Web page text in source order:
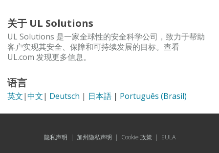
关于 UL Solutions
UL Solutions 是一家全球性的安全科学公司，致力于帮助
客户实现其安全、保障和可持续发展的目标。查看
UL.com 发现更多信息。
语言
英文|中文| Deutsch | 日本語 | Português (Brasil)
隐私声明 | 加州隐私声明 | Cookie 政策| EULA